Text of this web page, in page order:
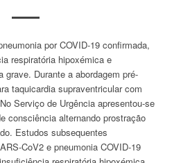
por COVID-19 confirmada,
respiratória hipoxémica e
grave. Durante a abordagem pré-
taquicardia supraventricular com
Serviço de Urgência apresentou-se
consciência alternando prostração
Estudos subsequentes
CoV2 e pneumonia COVID-19